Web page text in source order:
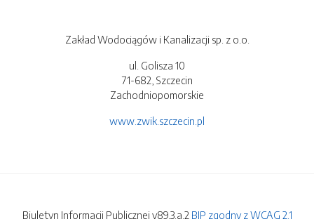
Zakład Wodociągów i Kanalizacji sp. z o.o.
ul. Golisza 10
71-682, Szczecin
Zachodniopomorskie
www.zwik.szczecin.pl
Biuletyn Informacji Publicznej v89.3.a.2 BIP zgodny z WCAG 2.1